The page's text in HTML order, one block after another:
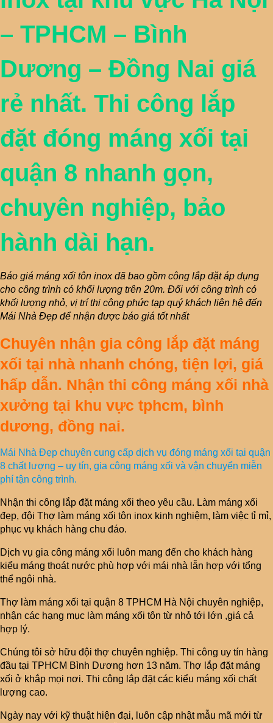
– TPHCM – Bình
Dương – Đồng Nai giá
rẻ nhất. Thi công lắp
đặt đóng máng xối tại
quận 8 nhanh gọn,
chuyên nghiệp, bảo
hành dài hạn.
Báo giá máng xối tôn inox đã bao gồm công lắp đặt áp dụng
cho công trình có khối lượng trên 20m. Đối với công trình có
khối lượng nhỏ, vị trí thi công phức tạp quý khách liên hệ đến
Mái Nhà Đẹp để nhận được báo giá tốt nhất
Chuyên nhận gia công lắp đặt máng
xối tại nhà nhanh chóng, tiện lợi, giá
hấp dẫn. Nhận thi công máng xối nhà
xưởng tại khu vực tphcm, bình
dương, đồng nai.
Mái Nhà Đẹp chuyên cung cấp dịch vụ đóng máng xối tại quận
8 chất lượng – uy tín, gia công máng xối và vận chuyển miễn
phí tận công trình.
Nhận thi công lắp đặt máng xối theo yêu cầu. Làm máng xối
đẹp, đội Thợ làm máng xối tôn inox kinh nghiệm, làm việc tỉ mỉ,
phục vụ khách hàng chu đáo.
Dịch vụ gia công máng xối luôn mang đến cho khách hàng
kiểu máng thoát nước phù hợp với mái nhà lẫn hợp với tổng
thể ngôi nhà.
Thợ làm máng xối tại quận 8 TPHCM Hà Nội chuyên nghiệp,
nhận các hạng mục làm máng xối tôn từ nhỏ tới lớn ,giá cả
hợp lý.
Chúng tôi sở hữu đội thợ chuyên nghiệp. Thi công uy tín hàng
đầu tại TPHCM Bình Dương hơn 13 năm. Thợ lắp đặt máng
xối ở khắp mọi nơi. Thi công lắp đặt các kiểu máng xối chất
lượng cao.
Ngày nay với kỹ thuật hiện đại, luôn cập nhật mẫu mã mới từ